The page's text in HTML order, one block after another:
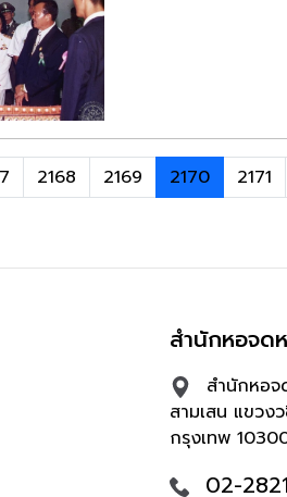
2168 2169 2170 2171
สำนักหอจด
สำนักหอจ
สามเสน แขวง
กรุงเทพ
02-